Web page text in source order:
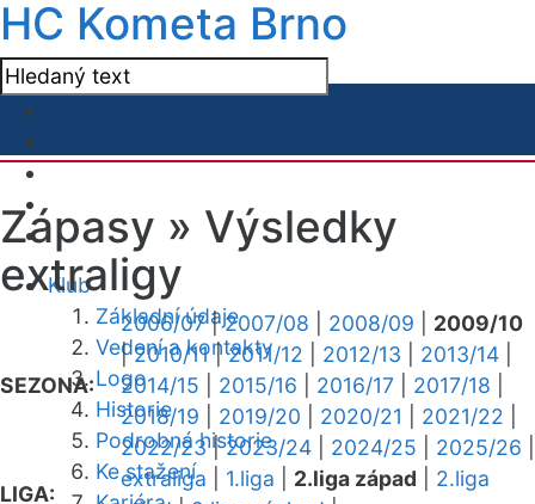
HC Kometa Brno
Klub
Základní údaje
Vedení a kontakty
Logo
Historie
Podrobná historie
Ke stažení
Zápasy » Výsledky
extraligy
SEZONA:
2006/07|2007/08 2008/09
2009/10
|2010/11|2011/12 2012/13 2013/14
2014/15
2015/16 2016/17 2017/18
2018/19
2019/20 2020/21 2021/22
2022/23|2023/24 2024/25 2025/26
LIGA:
extraliga 1.liga 2.liga západ
2.liga